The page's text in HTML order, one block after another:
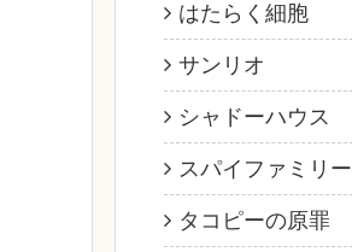
はたらく細胞
サンリオ
シャドーハウス
スパイファミリー
タコピーの原罪